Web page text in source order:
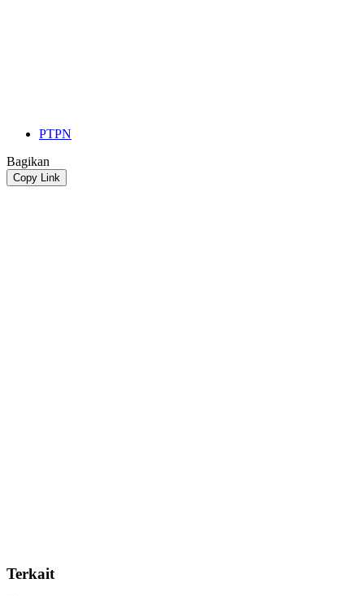
PTPN
Bagikan
Copy Link
Terkait